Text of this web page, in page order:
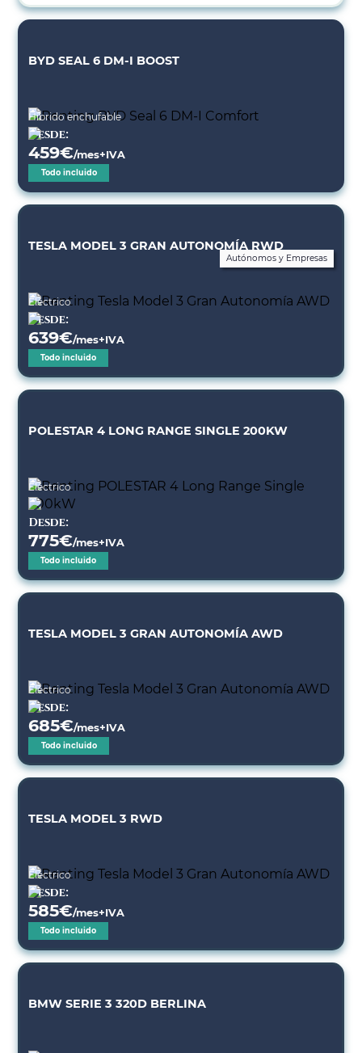
BYD SEAL 6 DM-I BOOST
Híbrido enchufable
Autónomos y Empresas
Desde:
459€/mes+IVA
Todo incluido
TESLA MODEL 3 GRAN AUTONOMÍA RWD
Eléctrico
Desde:
639€/mes+IVA
Todo incluido
POLESTAR 4 LONG RANGE SINGLE 200KW
Eléctrico
Desde:
775€/mes+IVA
Todo incluido
TESLA MODEL 3 GRAN AUTONOMÍA AWD
Eléctrico
Desde:
685€/mes+IVA
Todo incluido
TESLA MODEL 3 RWD
Eléctrico
Desde:
585€/mes+IVA
Todo incluido
BMW SERIE 3 320D BERLINA